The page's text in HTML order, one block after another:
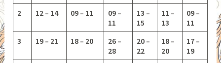
2
12 – 14 09 – 11
09 –
11
13 –
15
11 –
13
09 –
11
3
19 – 21 18 – 20
26 –
28
20 –
22
18 –
20
17 –
19